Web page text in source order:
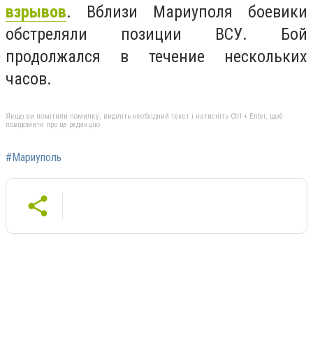
взрывов. Вблизи Мариуполя боевики
обстреляли позиции ВСУ. Бой
продолжался в течение нескольких
часов.
Якщо ви помітили помилку, виділіть необхідний текст і натисніть Ctrl + Enter, щоб
повідомити про це редакцію
#Мариуполь